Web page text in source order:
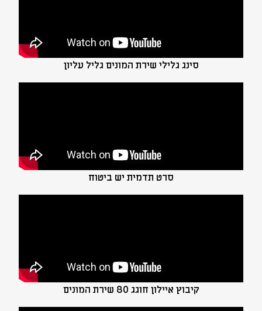
סינג גלילי שירת המונים גליל עליון
סרט תדמית יש ביטוח
קיבוץ איילון חוגג 80 שירת המונים